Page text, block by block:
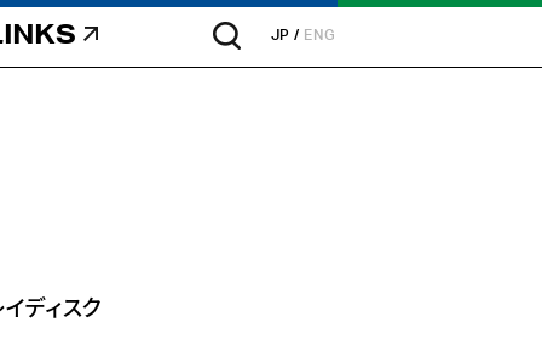
JP ENG
ディスク